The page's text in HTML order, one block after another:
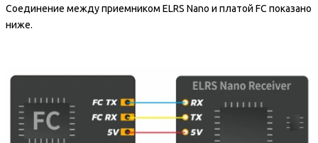
Соединение между приемником ELRS Nano и платой FC показано
ниже.